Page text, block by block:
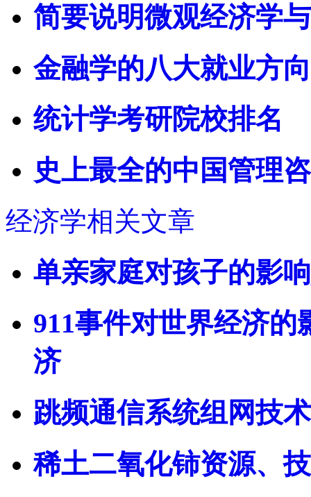
简要说明微观经济学
金融学的八大就业方
统计学考研院校排名
史上最全的中国管理
经济学相关文章
单亲家庭对孩子的影
911事件对世界经济
济
跳频通信系统组网技
稀土二氧化铈资源、